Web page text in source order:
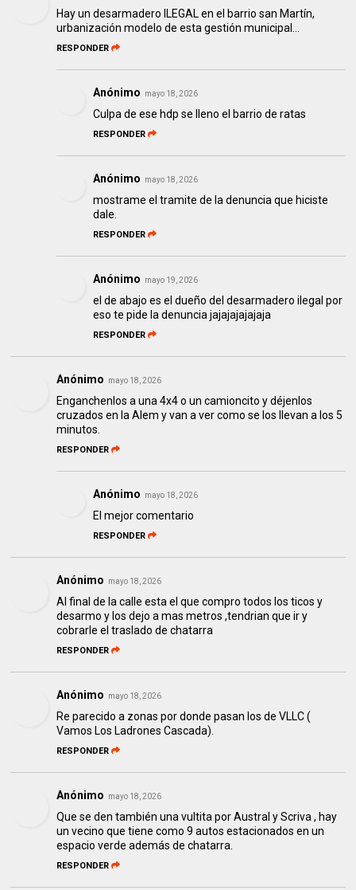
Hay un desarmadero ILEGAL en el barrio san Martín,
urbanización modelo de esta gestión municipal...
RESPONDER
Anónimo mayo 18, 2026
Culpa de ese hdp se lleno el barrio de ratas
RESPONDER
Anónimo mayo 18, 2026
mostrame el tramite de la denuncia que hiciste
dale.
RESPONDER
Anónimo mayo 19, 2026
el de abajo es el dueño del desarmadero ilegal por
eso te pide la denuncia jajajajajajaja
RESPONDER
Anónimo mayo 18, 2026
Enganchenlos a una 4x4 o un camioncito y déjenlos
cruzados en la Alem y van a ver como se los llevan a los 5
minutos.
RESPONDER
Anónimo mayo 18, 2026
El mejor comentario
RESPONDER
Anónimo mayo 18, 2026
Al final de la calle esta el que compro todos los ticos y
desarmo y los dejo a mas metros ,tendrian que ir y
cobrarle el traslado de chatarra
RESPONDER
Anónimo mayo 18, 2026
Re parecido a zonas por donde pasan los de VLLC (
Vamos Los Ladrones Cascada).
RESPONDER
Anónimo mayo 18, 2026
Que se den también una vultita por Austral y Scriva , hay
un vecino que tiene como 9 autos estacionados en un
espacio verde además de chatarra.
RESPONDER